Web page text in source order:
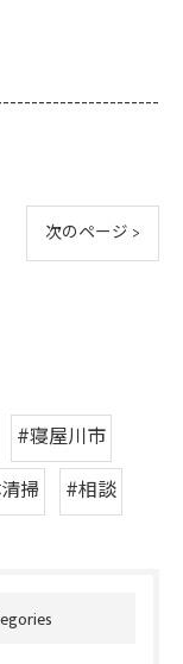
次のページ >
#寝屋川市
掃 #相談